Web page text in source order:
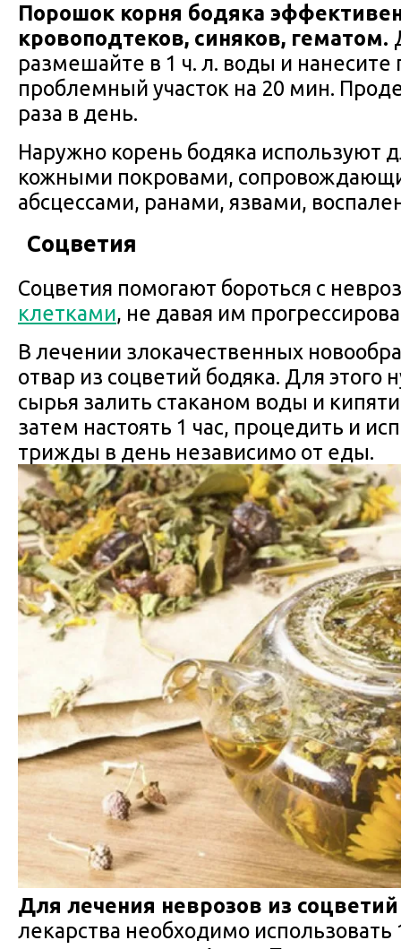
Порошок корня бодяка
кровоподтеков, синяков, гематом.
размешайте в 1 ч. л. воды и
проблемный участок на 20 мин.
раза в день.
Наружно корень бодяка используют
кожными покровами,
абсцессами, ранами, язвами,
Соцветия
Соцветия помогают бороться с
клетками, не давая им
В лечении злокачественных
отвар из соцветий бодяка. Для этого
сырья залить стаканом воды и
затем настоять 1 час, процедить и
трижды в день независимо от еды.
Для лечения неврозов из
лекарства необходимо использовать